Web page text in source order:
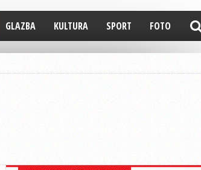
GLAZBA KULTURA SPORT FOTO